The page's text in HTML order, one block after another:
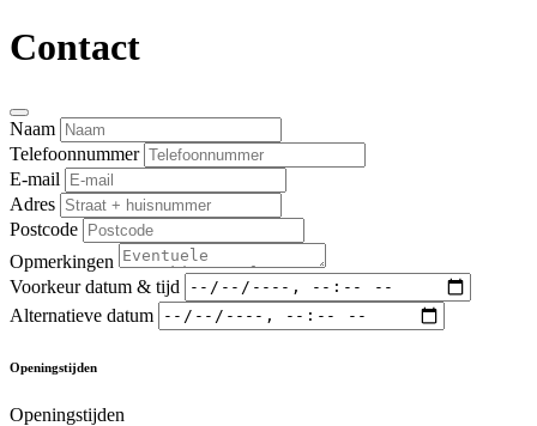
Contact
Naam
Telefoonnummer
E-mail
Adres
Postcode
Opmerkingen
Voorkeur datum & tijd
Alternatieve datum
Openingstijden
Openingstijden